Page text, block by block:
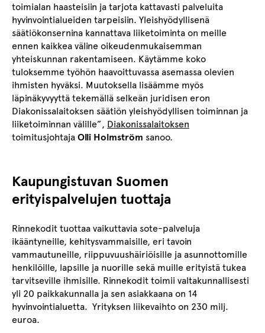
toimialan haasteisiin ja tarjota kattavasti palveluita
hyvinvointialueiden tarpeisiin. Yleishyödyllisenä
säätiökonsernina kannattava liiketoiminta on meille
ennen kaikkea väline oikeudenmukaisemman
yhteiskunnan rakentamiseen. Käytämme koko
tuloksemme työhön haavoittuvassa asemassa olevien
ihmisten hyväksi. Muutoksella lisäämme myös
läpinäkyvyyttä tekemällä selkeän juridisen eron
Diakonissalaitoksen säätiön yleishyödyllisen toiminnan ja
liiketoiminnan välille”, Diakonissalaitoksen
toimitusjohtaja Olli Holmström sanoo.
Kaupungistuvan Suomen
erityispalvelujen tuottaja
Rinnekodit tuottaa vaikuttavia sote-palveluja
ikääntyneille, kehitysvammaisille, eri tavoin
vammautuneille, riippuvuushäiriöisille ja asunnottomille
henkilöille, lapsille ja nuorille sekä muille erityistä tukea
tarvitseville ihmisille. Rinnekodit toimii valtakunnallisesti
yli 20 paikkakunnalla ja sen asiakkaana on 14
hyvinvointialuetta. Yrityksen liikevaihto on 230 milj.
euroa.